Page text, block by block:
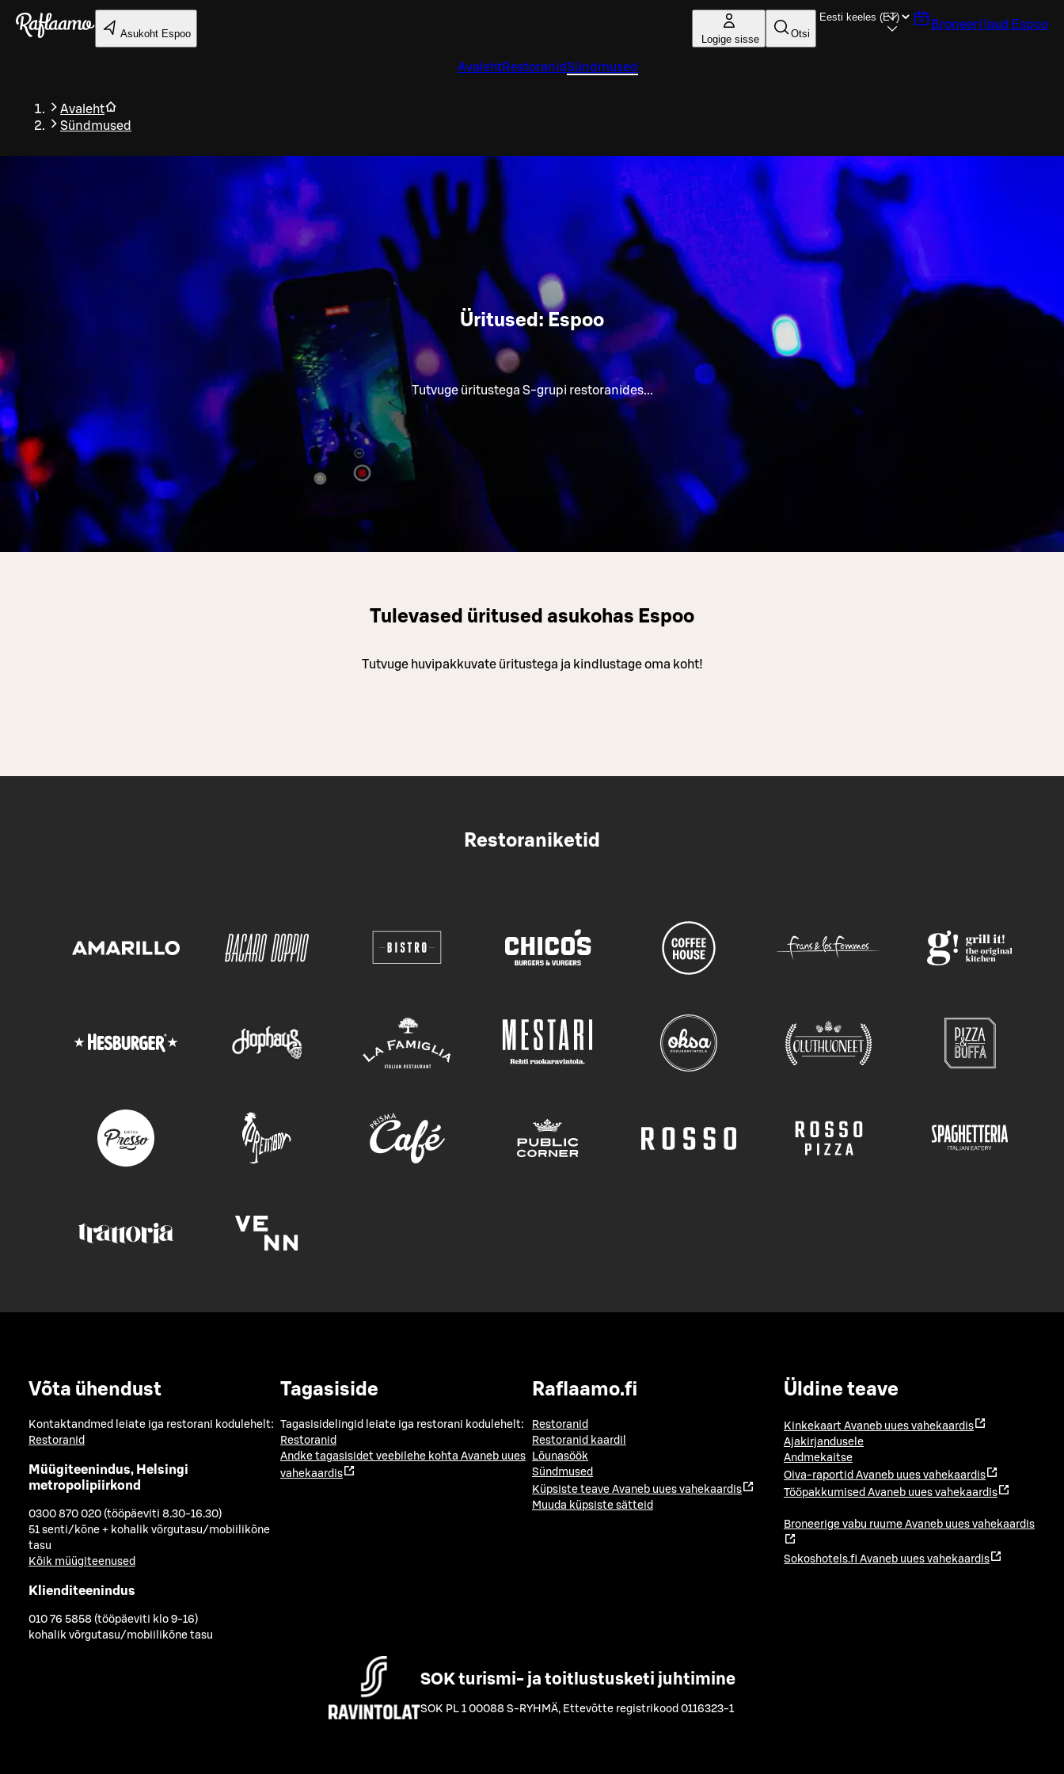
Liigu peamise sisu juurde
Asukoht Espoo Logige sisse Otsi
Broneeri laud Espoo
AvalehtRestoranidSündmused
Avaleht
Sündmused
Üritused: Espoo
Tutvuge üritustega S-grupi restoranides...
Tulevased üritused asukohas Espoo
Tutvuge huvipakkuvate üritustega ja kindlustage oma koht!
Restoraniketid
Võta ühendust
Kontaktandmed leiate iga restorani kodulehelt:
Restoranid
Müügiteenindus, Helsingi
metropolipiirkond
0300 870 020 (tööpäeviti 8.30-16.30)
51 senti/kõne + kohalik võrgutasu/mobiilikõne
tasu
Kõik müügiteenused
Klienditeenindus
010 76 5858 (tööpäeviti klo 9-16)
kohalik võrgutasu/mobiilikõne tasu
Tagasiside
Tagasisidelingid leiate iga restorani kodulehelt:
Restoranid
Andke tagasisidet veebilehe kohta Avaneb uues
vahekaardis
Raflaamo.fi
Restoranid
Restoranid kaardil
Lõunasöök
Sündmused
Küpsiste teave Avaneb uues vahekaardis
Muuda küpsiste sätteid
Üldine teave
Kinkekaart Avaneb uues vahekaardis
Ajakirjandusele
Andmekaitse
Oiva-raportid Avaneb uues vahekaardis
Tööpakkumised Avaneb uues vahekaardis
Broneerige vabu ruume Avaneb uues vahekaardis
Sokoshotels.fi Avaneb uues vahekaardis
SOK turismi- ja toitlustusketi juhtimine
SOK PL 1 00088 S-RYHMÄ, Ettevõtte registrikood 0116323-1